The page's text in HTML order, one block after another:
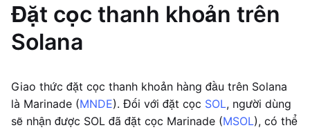
Đặt cọc thanh khoản trên
Solana
Giao thức đặt cọc thanh khoản hàng đầu trên Solana
là Marinade (MNDE). Đối với đặt cọc SOL, người dùng
sẽ nhận được SOL đã đặt cọc Marinade (MSOL), có thể